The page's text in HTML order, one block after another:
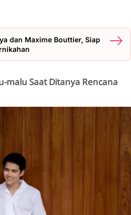
dan Maxime Bouttier, Siap
malu Saat Ditanya Rencana